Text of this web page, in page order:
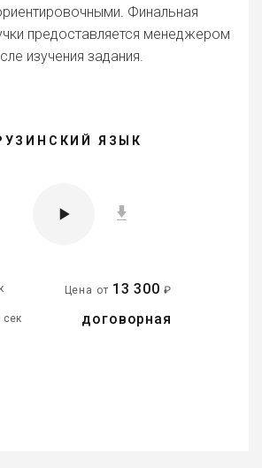
Финальная
предоставляется менеджером
изучения задания.
ЯЗЫК
Цена от 13 300 ₽
сек договорная